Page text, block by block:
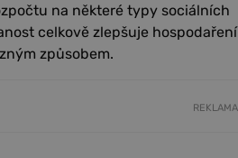
na některé typy sociálních
celkově zlepšuje hospodaření
způsobem.
REKLAMA